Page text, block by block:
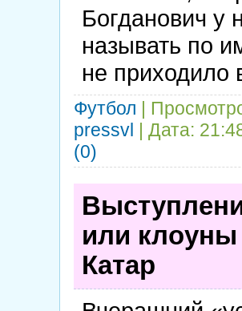
Богданович у
называть по
не приходило
Футбол |
pressvl | Дата:
(0)
или
Катар